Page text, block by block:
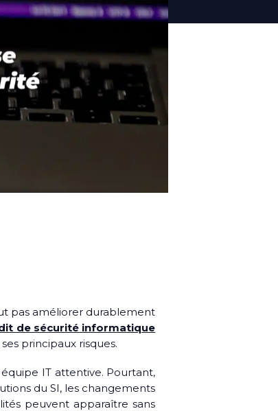
pas améliorer durablement
de sécurité informatique
principaux risques.
IT attentive. Pourtant,
du SI, les changements
peuvent apparaître sans